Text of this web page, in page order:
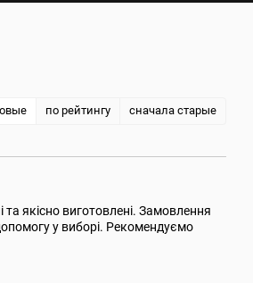
по рейтингу сначала старые
та якісно виготовлені. Замовлення
у виборі. Рекомендуємо